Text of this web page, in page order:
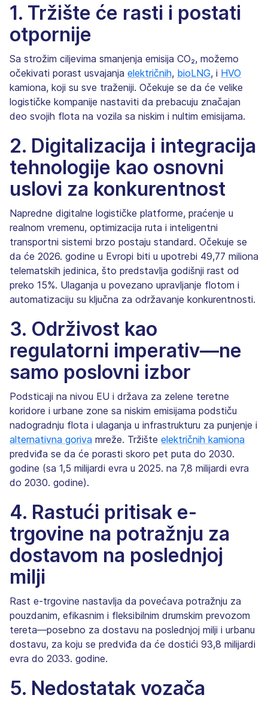
1. Tržište će rasti i postati
otpornije
Sa strožim ciljevima smanjenja emisija CO₂, možemo
očekivati porast usvajanja električnih, bioLNG, i HVO
kamiona, koji su sve traženiji. Očekuje se da će velike
logističke kompanije nastaviti da prebacuju značajan
deo svojih flota na vozila sa niskim i nultim emisijama.
2. Digitalizacija i integracija
tehnologije kao osnovni
uslovi za konkurentnost
Napredne digitalne logističke platforme, praćenje u
realnom vremenu, optimizacija ruta i inteligentni
transportni sistemi brzo postaju standard. Očekuje se
da će 2026. godine u Evropi biti u upotrebi 49,77 miliona
telematskih jedinica, što predstavlja godišnji rast od
preko 15%. Ulaganja u povezano upravljanje flotom i
automatizaciju su ključna za održavanje konkurentnosti.
3. Održivost kao
regulatorni imperativ—ne
samo poslovni izbor
Podsticaji na nivou EU i država za zelene teretne
koridore i urbane zone sa niskim emisijama podstiču
nadogradnju flota i ulaganja u infrastrukturu za punjenje i
alternativna goriva mreže. Tržište električnih kamiona
predviđa se da će porasti skoro pet puta do 2030.
godine (sa 1,5 milijardi evra u 2025. na 7,8 milijardi evra
do 2030. godine).
4. Rastući pritisak e-
trgovine na potražnju za
dostavom na poslednjoj
milji
Rast e-trgovine nastavlja da povećava potražnju za
pouzdanim, efikasnim i fleksibilnim drumskim prevozom
tereta—posebno za dostavu na poslednjoj milji i urbanu
dostavu, za koju se predviđa da će dostići 93,8 milijardi
evra do 2033. godine.
5. Nedostatak vozača